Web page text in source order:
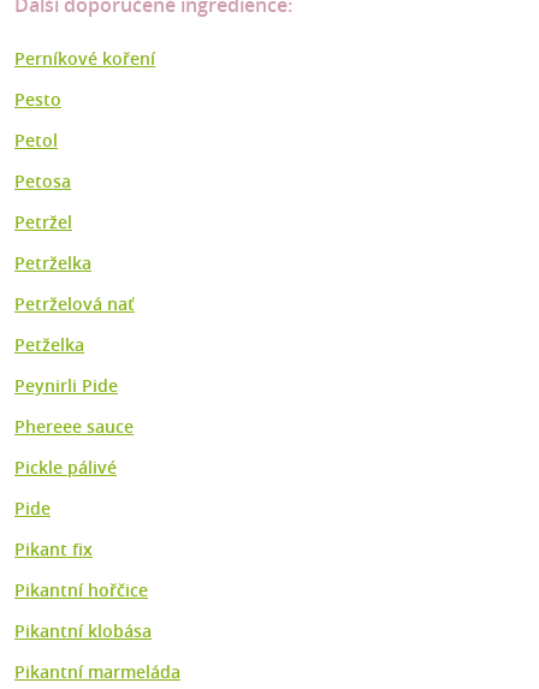
Perníkové koření
Pesto
Petol
Petosa
Petržel
Petrželka
Petrželová nať
Petželka
Peynirli Pide
Phereee sauce
Pickle pálivé
Pide
Pikant fix
Pikantní hořčice
Pikantní klobása
Pikantní marmeláda